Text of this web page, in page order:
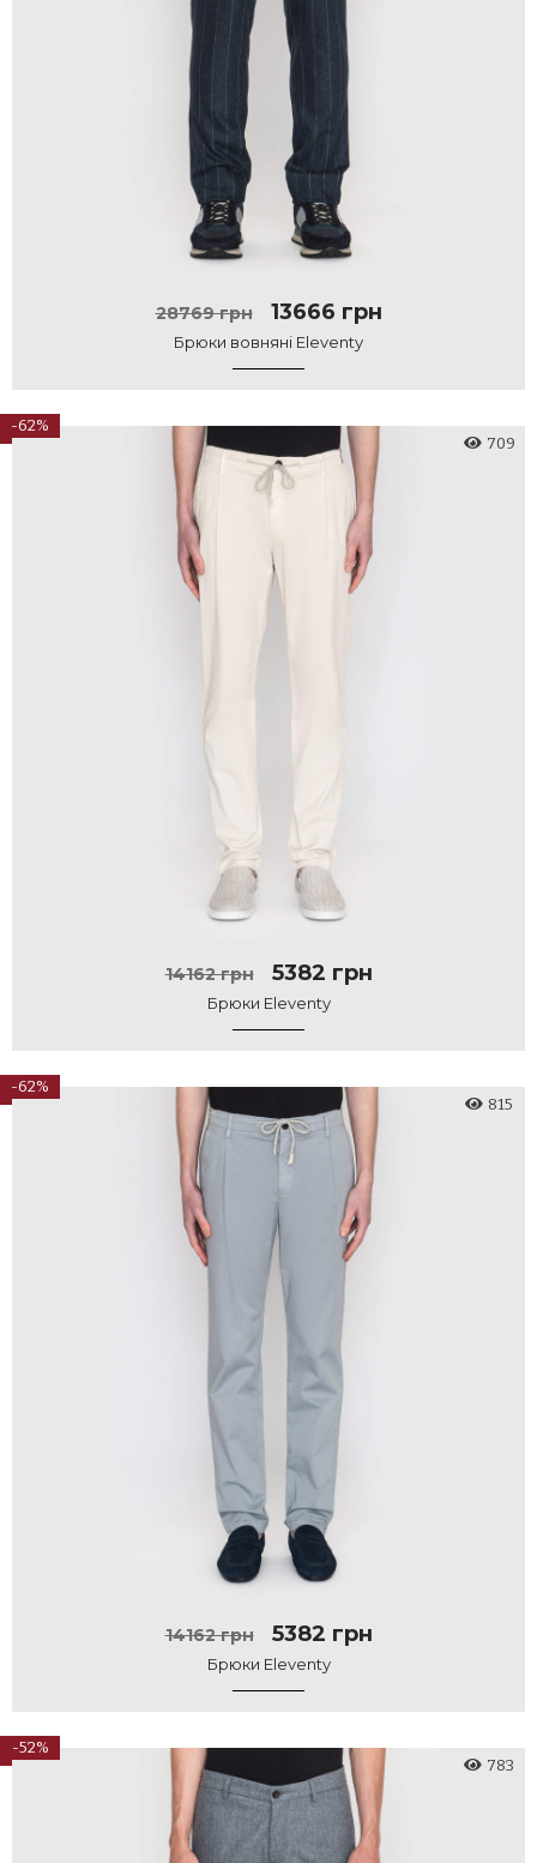
28769 грн 13666 грн
Брюки вовняні Eleventy
-62%
14162 грн 5382 грн
Брюки Eleventy
709
-62%
14162 грн 5382 грн
Брюки Eleventy
815
-52%
783